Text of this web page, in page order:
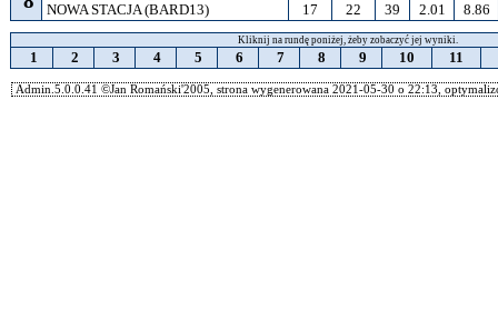
NOWA STACJA (BARD13)
17
22
39
2.01
8.86
Kliknij na rundę poniżej, żeby zobaczyć jej wyniki.
1 2 3 4 5 6 7 8 9 10 11
Admin.5.0.0.41 ©Jan Romański'2005, strona wygenerowana 2021-05-30 o 22:13,